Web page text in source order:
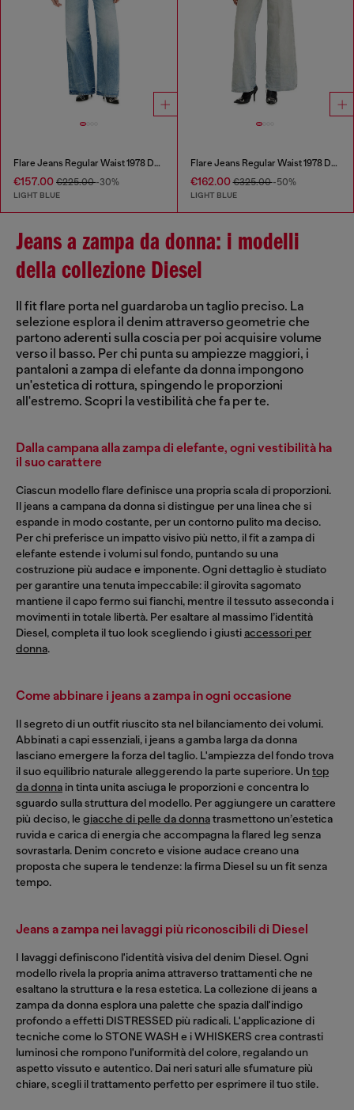
Flare Jeans Regular Waist 1978 D-Akemi
€157.00 €225.00-30%
LIGHT BLUE
Flare Jeans Regular Waist 1978 D-Akemi
€162.00€325.00-50%
LIGHT BLUE
Jeans a zampa da donna: i modelli
della collezione Diesel
Il fit flare porta nel guardaroba un taglio preciso. La
selezione esplora il denim attraverso geometrie che
partono aderenti sulla coscia per poi acquisire volume
verso il basso. Per chi punta su ampiezze maggiori, i
pantaloni a zampa di elefante da donna impongono
un'estetica di rottura, spingendo le proporzioni
all'estremo. Scopri la vestibilità che fa per te.
Dalla campana alla zampa di elefante, ogni vestibilità ha
il suo carattere
Ciascun modello flare definisce una propria scala di proporzioni.
Il jeans a campana da donna si distingue per una linea che si
espande in modo costante, per un contorno pulito ma deciso.
Per chi preferisce un impatto visivo più netto, il fit a zampa di
elefante estende i volumi sul fondo, puntando su una
costruzione più audace e imponente. Ogni dettaglio è studiato
per garantire una tenuta impeccabile: il girovita sagomato
mantiene il capo fermo sui fianchi, mentre il tessuto asseconda i
movimenti in totale libertà. Per esaltare al massimo l’identità
Diesel, completa il tuo look scegliendo i giusti accessori per
donna.
Come abbinare i jeans a zampa in ogni occasione
Il segreto di un outfit riuscito sta nel bilanciamento dei volumi.
Abbinati a capi essenziali, i jeans a gamba larga da donna
lasciano emergere la forza del taglio. L'ampiezza del fondo trova
il suo equilibrio naturale alleggerendo la parte superiore. Untop
da donna in tinta unita asciuga le proporzioni e concentra lo
sguardo sulla struttura del modello. Per aggiungere un carattere
più deciso, le giacche di pelle da donnatrasmettono un’estetica
ruvida e carica di energia che accompagna la flared leg senza
sovrastarla. Denim concreto e visione audace creano una
proposta che supera le tendenze: la firma Diesel su un fit senza
tempo.
Jeans a zampa nei lavaggi più riconoscibili di Diesel
I lavaggi definiscono l'identità visiva del denim Diesel. Ogni
modello rivela la propria anima attraverso trattamenti che ne
esaltano la struttura e la resa estetica. La collezione di jeans a
zampa da donna esplora una palette che spazia dall'indigo
profondo a effetti DISTRESSED più radicali. L'applicazione di
tecniche come lo STONE WASH e i WHISKERS crea contrasti
luminosi che rompono l'uniformità del colore, regalando un
aspetto vissuto e autentico. Dai neri saturi alle sfumature più
chiare, scegli il trattamento perfetto per esprimere il tuo stile.